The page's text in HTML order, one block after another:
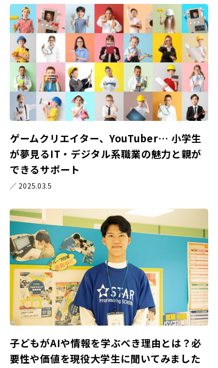
ゲームクリエイター、YouTuber… 小学生
が夢見るIT・デジタル系職業の魅力と親が
できるサポート
／ 2025.03.5
子どもがAIや情報を学ぶべき理由とは？必
要性や価値を現役大学生に聞いてみました